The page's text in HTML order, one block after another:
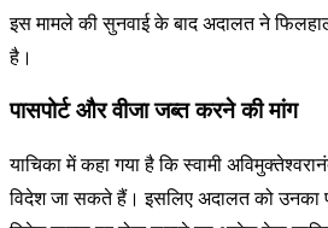
इस मामले की सुनवाई के बाद अदालत ने
है।
पासपोर्ट और वीजा जब्त करने की मांग
याचिका में कहा गया है कि स्वामी
विदेश जा सकते हैं। इसलिए अदालत को उनका